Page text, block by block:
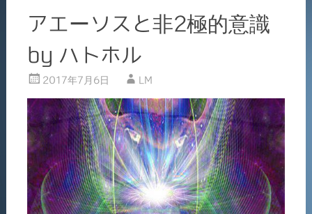
アエーソスと非2極的意識
by ハトホル
2017年7月6日 LM